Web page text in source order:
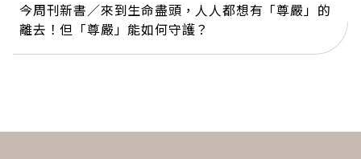
今周刊新書／來到生命盡頭，人人都想有「尊嚴」的
離去！但「尊嚴」能如何守護？